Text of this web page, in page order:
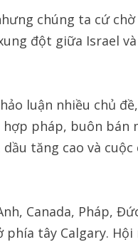
chúng ta cứ chờ
đột giữa Israel
luận nhiều chủ
pháp, buôn bán
tăng cao và cuộc
Canada, Pháp,
tây Calgary.